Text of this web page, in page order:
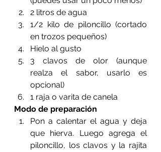
2 litros de agua
1/2 kilo de piloncillo (cortado
en trozos pequeños)
Hielo al gusto
3 clavos de olor (aunque
realza el sabor, usarlo es
opcional)
1 raja o varita de canela
Modo de preparación
Pon a calentar el agua y deja
que hierva. Luego agrega el
piloncillo, los clavos y la rajita